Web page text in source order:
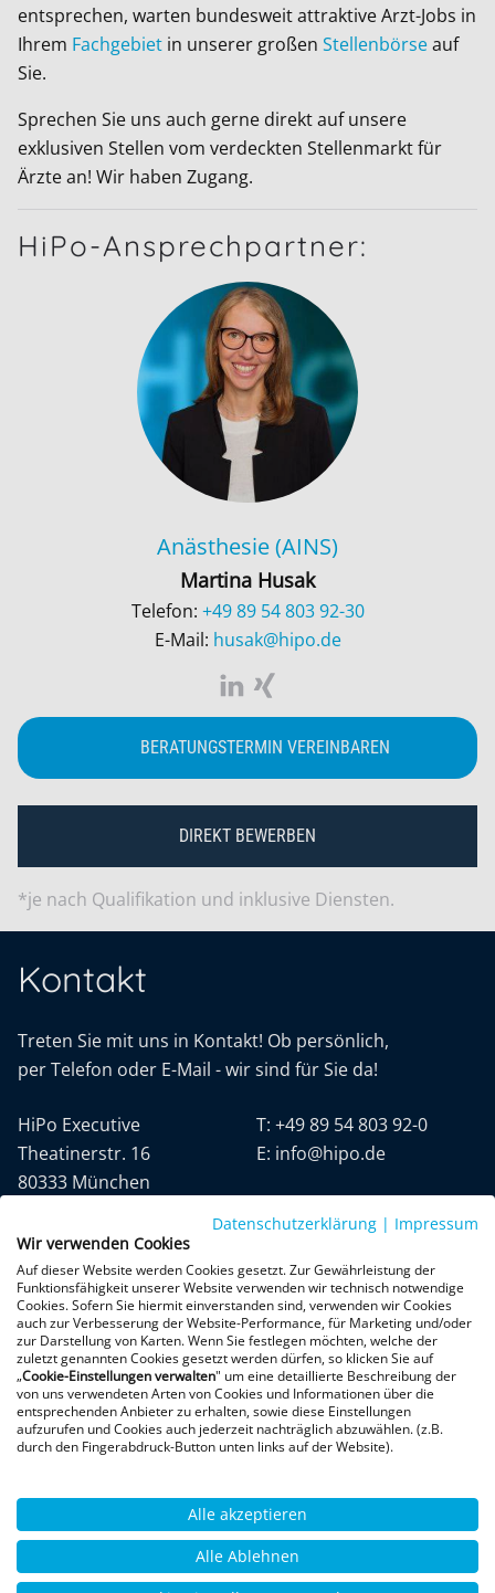
entsprechen, warten bundesweit attraktive Arzt-Jobs in
Ihrem Fachgebiet in unserer großen Stellenbörseauf
Sie.
Sprechen Sie uns auch gerne direkt auf unsere
exklusiven Stellen vom verdeckten Stellenmarkt für
Ärzte an! Wir haben Zugang.
HiPo-Ansprechpartner:
Anästhesie (AINS)
Martina Husak
Telefon: +49 89 54 803 92-30
E-Mail: husak@hipo.de
BERATUNGSTERMIN VEREINBAREN
DIREKT BEWERBEN
*je nach Qualifikation und inklusive Diensten.
Kontakt
Treten Sie mit uns in Kontakt! Ob persönlich,
per Telefon oder E-Mail - wir sind für Sie da!
HiPo Executive
Theatinerstr. 16
80333 München
T: +49 89 54 803 92-0
E: info@hipo.de
Datenschutz AGB Impressum
+300 Google-Rezensionen
★★★★★
4,9 von 5 Sternen
Datenschutzerklärung | Impressum
Wir verwenden Cookies
Auf dieser Website werden Cookies gesetzt. Zur Gewährleistung der
Funktionsfähigkeit unserer Website verwenden wir technisch notwendige
Cookies. Sofern Sie hiermit einverstanden sind, verwenden wir Cookies
auch zur Verbesserung der Website-Performance, für Marketing und/oder
zur Darstellung von Karten. Wenn Sie festlegen möchten, welche der
zuletzt genannten Cookies gesetzt werden dürfen, so klicken Sie auf
„Cookie-Einstellungen verwalten" um eine detaillierte Beschreibung der
von uns verwendeten Arten von Cookies und Informationen über die
entsprechenden Anbieter zu erhalten, sowie diese Einstellungen
aufzurufen und Cookies auch jederzeit nachträglich abzuwählen. (z.B.
durch den Fingerabdruck-Button unten links auf der Website).
Alle akzeptieren
Alle Ablehnen